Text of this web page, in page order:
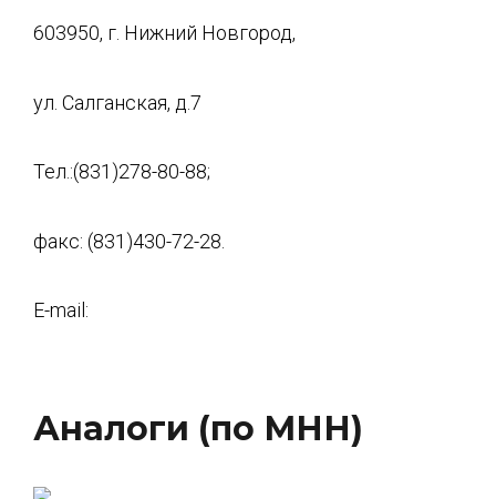
603950, г. Нижний Новгород,
ул. Салганская, д.7
Тел.:(831)278-80-88;
факс: (831)430-72-28.
E-mail:
Аналоги (по МНН)